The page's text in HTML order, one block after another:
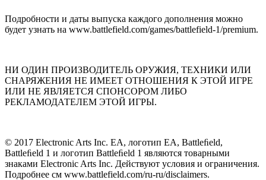
Подробности и даты выпуска каждого дополнения можно
будет узнать на www.battlefield.com/games/battlefield-1/premium.
НИ ОДИН ПРОИЗВОДИТЕЛЬ ОРУЖИЯ, ТЕХНИКИ ИЛИ
СНАРЯЖЕНИЯ НЕ ИМЕЕТ ОТНОШЕНИЯ К ЭТОЙ ИГРЕ
ИЛИ НЕ ЯВЛЯЕТСЯ СПОНСОРОМ ЛИБО
РЕКЛАМОДАТЕЛЕМ ЭТОЙ ИГРЫ.
© 2017 Electronic Arts Inc. EA, логотип EA, Battleﬁeld,
Battleﬁeld 1 и логотип Battleﬁeld 1 являются товарными
знаками Electronic Arts Inc. Действуют условия и ограничения.
Подробнее см www.battlefield.com/ru-ru/disclaimers.